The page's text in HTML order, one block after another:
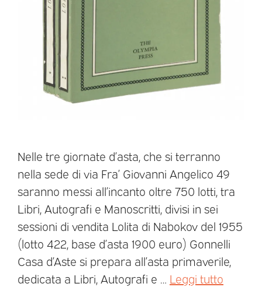
Nelle tre giornate d’asta, che si terranno
nella sede di via Fra’ Giovanni Angelico 49
saranno messi all’incanto oltre 750 lotti, tra
Libri, Autografi e Manoscritti, divisi in sei
sessioni di vendita Lolita di Nabokov del 1955
(lotto 422, base d’asta 1900 euro) Gonnelli
Casa d’Aste si prepara all’asta primaverile,
dedicata a Libri, Autografi e … Leggi tutto